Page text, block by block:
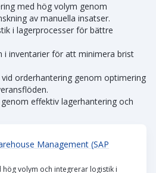
med hög volym genom
av manuella insatser.
i lagerprocesser för bättre
i inventarier för att minimera brist
orderhantering genom optimering
effektiv lagerhantering och
Management (SAP
hög volym och integrerar logistik i